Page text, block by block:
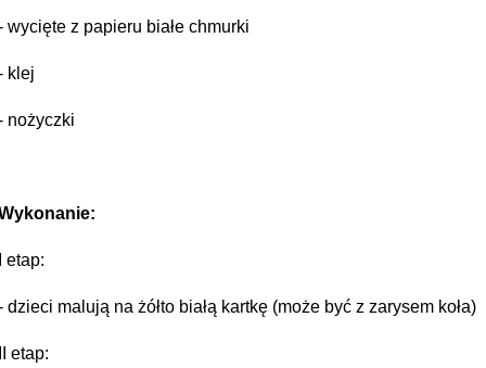
wycięte z papieru białe chmurki
klej
nożyczki
etap:
dzieci malują na żółto białą kartkę (może być z zarysem koła)
etap: